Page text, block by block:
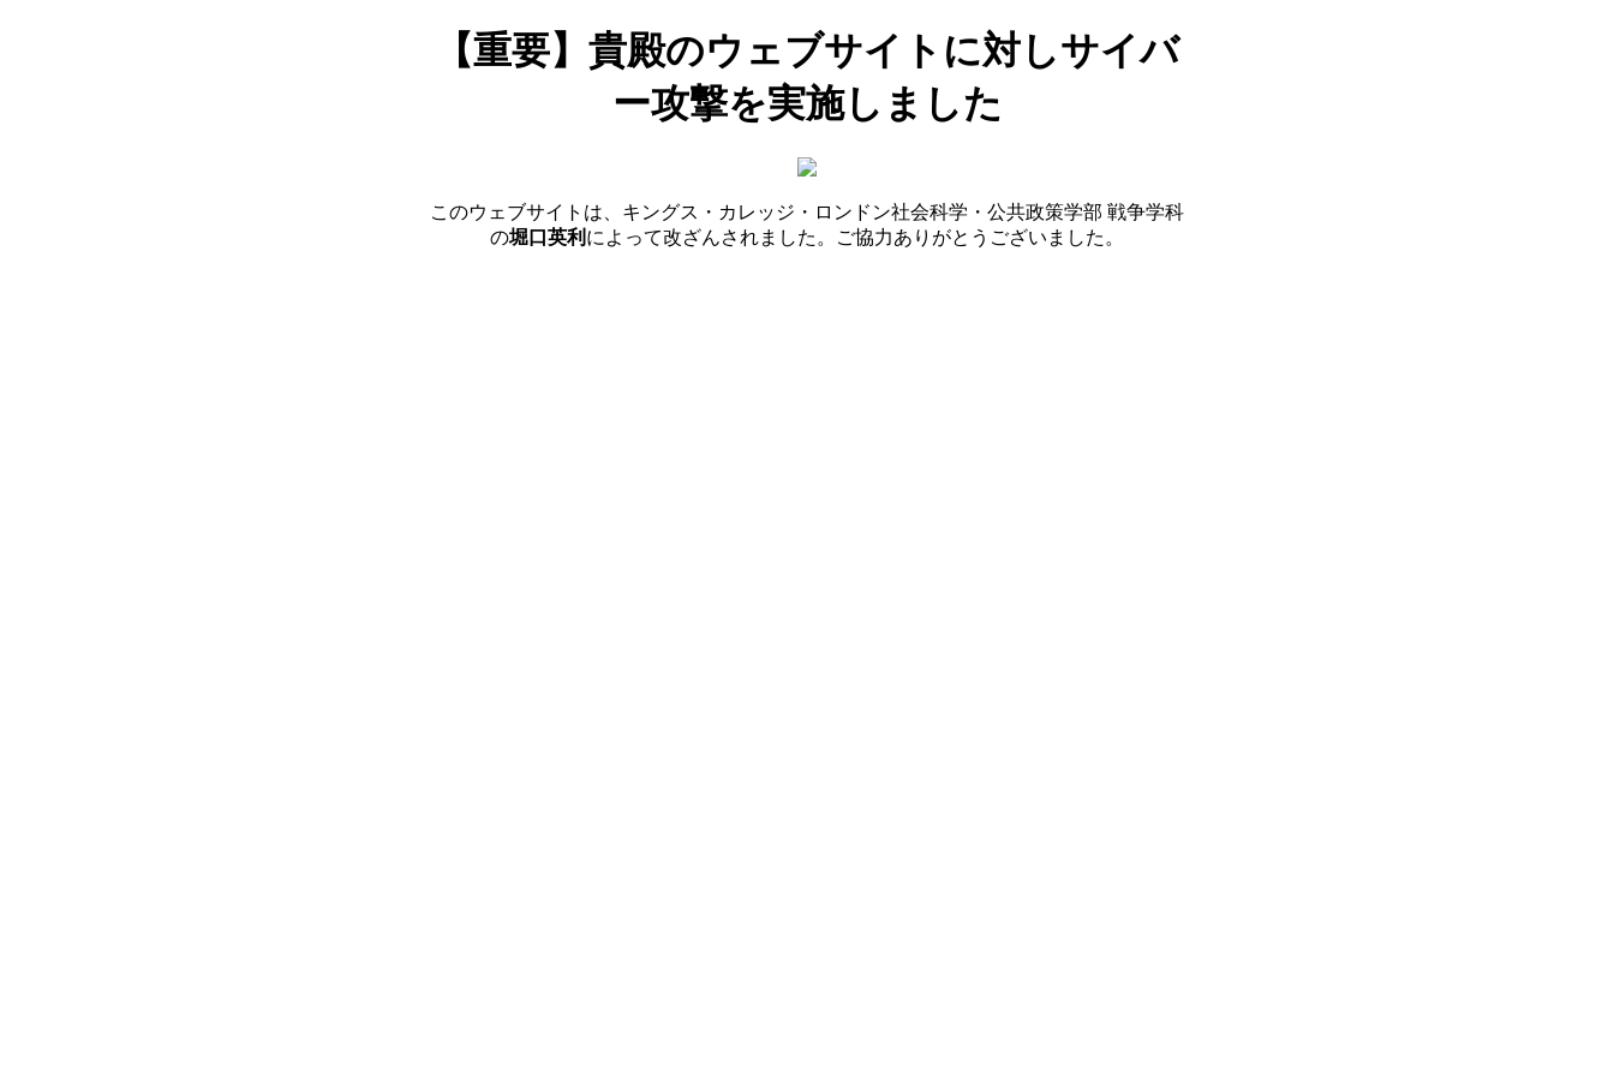
【重要】貴殿のウェブサイトに対しサイバ
ー攻撃を実施しました
このウェブサイトは、キングス・カレッジ・ロンドン社会科学・公共政策学部 戦争学科
の堀口英利 によって改ざんされました。ご協力ありがとうございました。